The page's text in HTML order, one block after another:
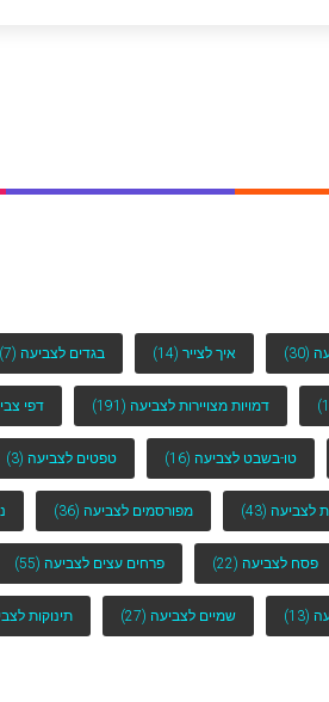
(30) איך לצייר (14) בגדים לצביעה (7)
דמויות מצויירות לצביעה (191) דפי
טו-בשבט לצביעה (16) טפטים לצביעה (3)
לצביעה (43) מפורסמים לצביעה (36)
פסח לצביעה (22) פרחים עצים לצביעה (55)
(13) שמיים לצביעה (27) תינוקות